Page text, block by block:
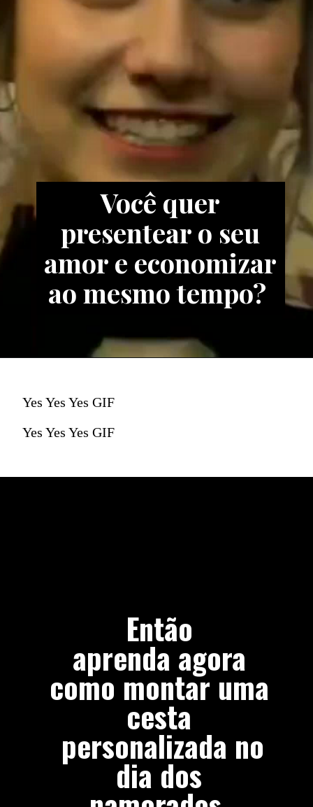
Você quer
presentear o seu
amor e economizar
ao mesmo tempo?
Yes Yes Yes GIF
Yes Yes Yes GIF
Então
aprenda agora
como montar uma
cesta
personalizada no
dia dos